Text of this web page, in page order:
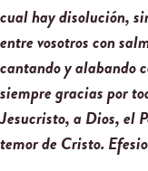
cual hay disolución,
entre vosotros con
cantando y alabando
siempre gracias por
Jesucristo, a Dios, el
temor de Cristo.